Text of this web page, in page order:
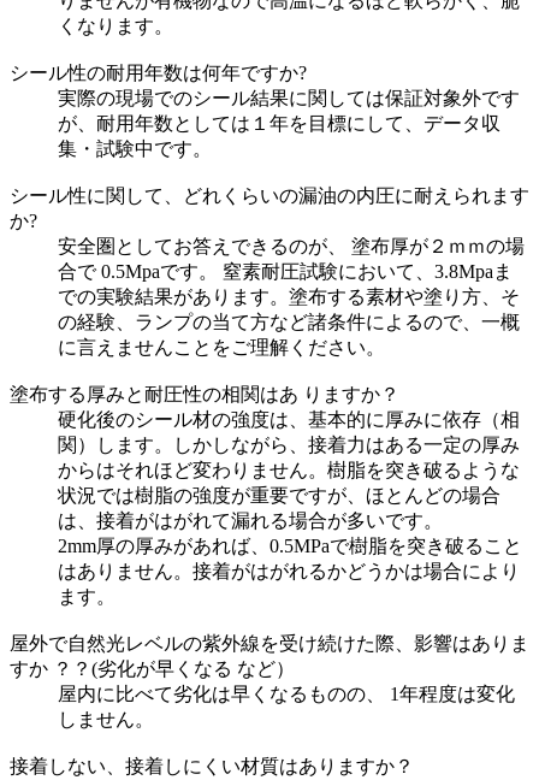
くなります。
シール性の耐用年数は何年ですか?
実際の現場でのシール結果に関しては保証対象外です
が、耐用年数としては１年を目標にして、データ収
集・試験中です。
シール性に関して、どれくらいの漏油の内圧に耐えられます
か?
安全圏としてお答えできるのが、 塗布厚が２ｍｍの場
合で 0.5Mpaです。 窒素耐圧試験において、3.8Mpaま
での実験結果があります。塗布する素材や塗り方、そ
の経験、ランプの当て方など諸条件によるので、一概
に言えませんことをご理解ください。
塗布する厚みと耐圧性の相関はあ りますか？
硬化後のシール材の強度は、基本的に厚みに依存（相
関）します。しかしながら、接着力はある一定の厚み
からはそれほど変わりません。樹脂を突き破るような
状況では樹脂の強度が重要ですが、ほとんどの場合
は、接着がはがれて漏れる場合が多いです。
2mm厚の厚みがあれば、0.5MPaで樹脂を突き破ること
はありません。接着がはがれるかどうかは場合により
ます。
屋外で自然光レベルの紫外線を受け続けた際、影響はありま
すか ？？(劣化が早くなる など）
屋内に比べて劣化は早くなるものの、 1年程度は変化
しません。
接着しない、接着しにくい材質はありますか？